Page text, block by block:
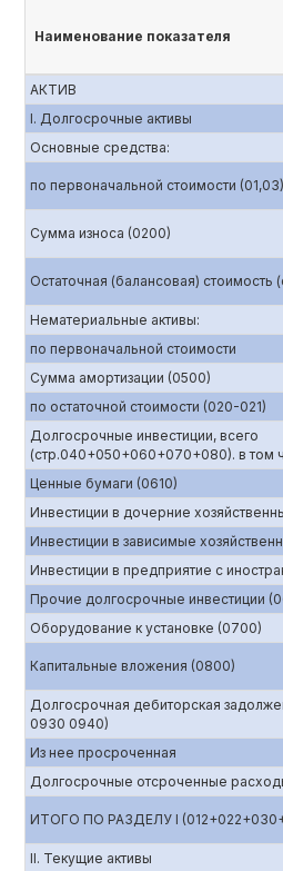
Наименование показателя
АКТИВ
I. Долгосрочные активы
Основные средства:
по первоначальной стоимости (01,03)
Сумма износа (0200)
Остаточная (балансовая) стоимость
Нематериальные активы:
по первоначальной стоимости
Сумма амортизации (0500)
по остаточной стоимости (020-021)
Долгосрочные инвестиции, всего
(стр.040+050+060+070+080). в том
Ценные бумаги (0610)
Инвестиции в дочерние
Инвестиции в зависимые
Инвестиции в предприятие с
Прочие долгосрочные инвестиции
Оборудование к установке (0700)
Капитальные вложения (0800)
Долгосрочная дебиторская
0930 0940)
Из нее просроченная
Долгосрочные отсроченные
ИТОГО ПО РАЗДЕЛУ I
II. Текущие активы